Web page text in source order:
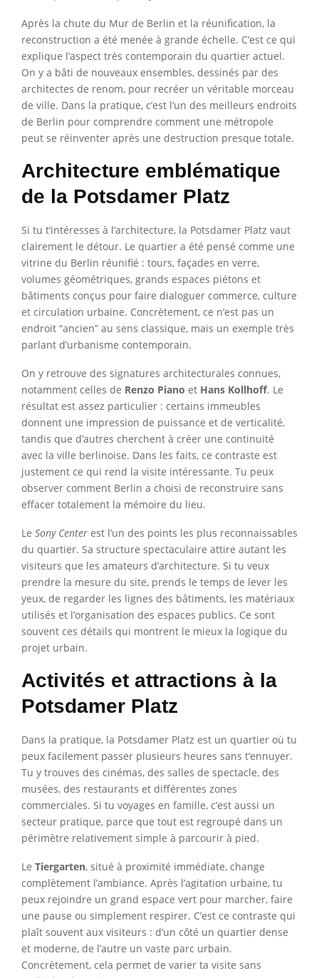
Après la chute du Mur de Berlin et la réunification, la
reconstruction a été menée à grande échelle. C’est ce qui
explique l’aspect très contemporain du quartier actuel.
On y a bâti de nouveaux ensembles, dessinés par des
architectes de renom, pour recréer un véritable morceau
de ville. Dans la pratique, c’est l’un des meilleurs endroits
de Berlin pour comprendre comment une métropole
peut se réinventer après une destruction presque totale.
Architecture emblématique
de la Potsdamer Platz
Si tu t’intéresses à l’architecture, la Potsdamer Platz vaut
clairement le détour. Le quartier a été pensé comme une
vitrine du Berlin réunifié : tours, façades en verre,
volumes géométriques, grands espaces piétons et
bâtiments conçus pour faire dialoguer commerce, culture
et circulation urbaine. Concrètement, ce n’est pas un
endroit “ancien” au sens classique, mais un exemple très
parlant d’urbanisme contemporain.
On y retrouve des signatures architecturales connues,
notamment celles de Renzo Piano et Hans Kollhoff. Le
résultat est assez particulier : certains immeubles
donnent une impression de puissance et de verticalité,
tandis que d’autres cherchent à créer une continuité
avec la ville berlinoise. Dans les faits, ce contraste est
justement ce qui rend la visite intéressante. Tu peux
observer comment Berlin a choisi de reconstruire sans
effacer totalement la mémoire du lieu.
Le Sony Center est l’un des points les plus reconnaissables
du quartier. Sa structure spectaculaire attire autant les
visiteurs que les amateurs d’architecture. Si tu veux
prendre la mesure du site, prends le temps de lever les
yeux, de regarder les lignes des bâtiments, les matériaux
utilisés et l’organisation des espaces publics. Ce sont
souvent ces détails qui montrent le mieux la logique du
projet urbain.
Activités et attractions à la
Potsdamer Platz
Dans la pratique, la Potsdamer Platz est un quartier où tu
peux facilement passer plusieurs heures sans t’ennuyer.
Tu y trouves des cinémas, des salles de spectacle, des
musées, des restaurants et différentes zones
commerciales. Si tu voyages en famille, c’est aussi un
secteur pratique, parce que tout est regroupé dans un
périmètre relativement simple à parcourir à pied.
Le Tiergarten, situé à proximité immédiate, change
complètement l’ambiance. Après l’agitation urbaine, tu
peux rejoindre un grand espace vert pour marcher, faire
une pause ou simplement respirer. C’est ce contraste qui
plaît souvent aux visiteurs : d’un côté un quartier dense
et moderne, de l’autre un vaste parc urbain.
Concrètement, cela permet de varier ta visite sans